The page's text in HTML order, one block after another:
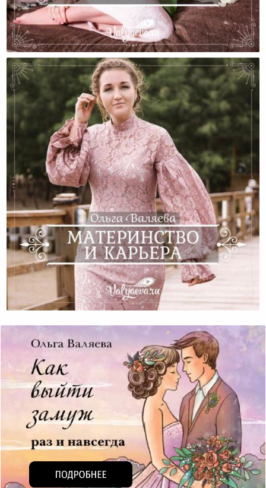
Я Отвечаю За Счастье Своей Мамы
Материнство И Карьера